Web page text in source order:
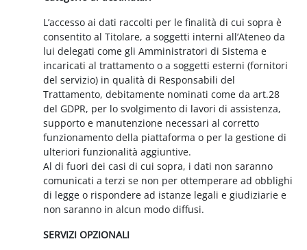
L’accesso ai dati raccolti per le finalità di cui sopra è
consentito al Titolare, a soggetti interni all’Ateneo da
lui delegati come gli Amministratori di Sistema e
incaricati al trattamento o a soggetti esterni (fornitori
del servizio) in qualità di Responsabili del
Trattamento, debitamente nominati come da art.28
del GDPR, per lo svolgimento di lavori di assistenza,
supporto e manutenzione necessari al corretto
funzionamento della piattaforma o per la gestione di
ulteriori funzionalità aggiuntive.
Al di fuori dei casi di cui sopra, i dati non saranno
comunicati a terzi se non per ottemperare ad obblighi
di legge o rispondere ad istanze legali e giudiziarie e
non saranno in alcun modo diffusi.
SERVIZI OPZIONALI